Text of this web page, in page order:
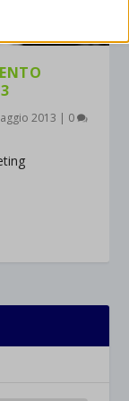
2013 | 0
e i servizi che non
sono stati